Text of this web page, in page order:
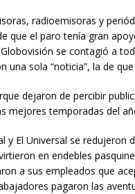
radioemisoras y
que el paro tenía gran
se contagió a
una sola “noticia”, la de
dejaron de percibir
mejores temporadas del
y El Universal se
en endebles
a sus empleados que
pagaron las